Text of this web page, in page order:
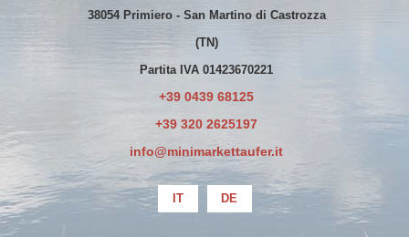
38054 Primiero - San Martino di Castrozza
(TN)
Partita IVA 01423670221
+39 0439 68125
+39 320 2625197
info@minimarkettaufer.it
IT DE